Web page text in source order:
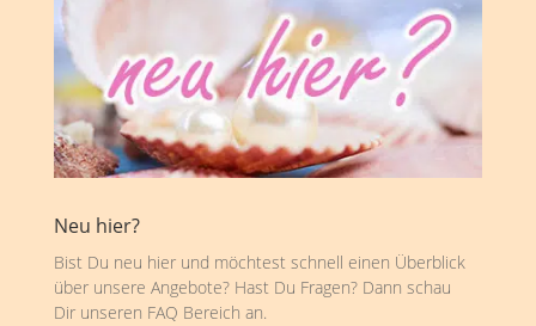
Neu hier?
Bist Du neu hier und möchtest schnell einen Überblick
über unsere Angebote? Hast Du Fragen? Dann schau
Dir unseren FAQ Bereich an.